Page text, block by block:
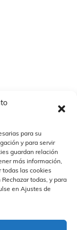
para su
y para servir
guardan relación
más información,
todas las cookies
todas, y para
en Ajustes de
y Personas
la empresa
empleado
nuestro equipo
Ético